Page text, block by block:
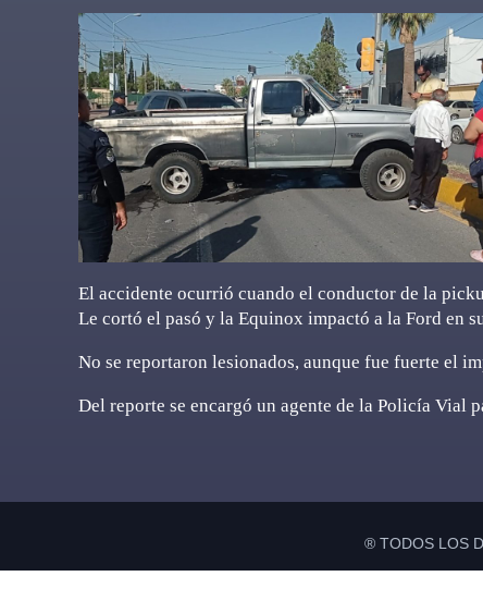
El accidente ocurrió cuando el conductor de la
Le cortó el pasó y la Equinox impactó a la Ford en
No se reportaron lesionados, aunque fue fuerte el
Del reporte se encargó un agente de la Policía Vial
® TODOS LOS